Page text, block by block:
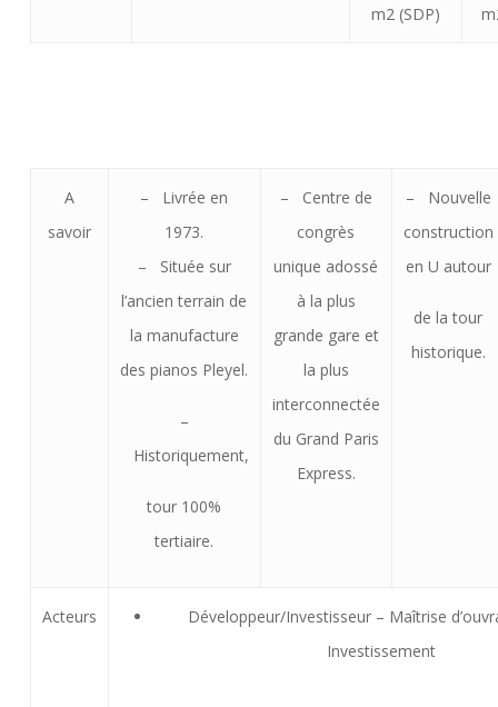
m2 (SDP)
A
savoir
– Livrée en
1973.
– Située sur
l’ancien terrain de
la manufacture
des pianos Pleyel.
–
Historiquement,
tour 100%
tertiaire.
– Centre de
congrès
unique adossé
à la plus
grande gare et
la plus
interconnectée
du Grand Paris
Express.
– Nouvelle
construction
en U autour
de la tour
historique.
Acteurs
Développeur/Investisseur – Maîtrise
Investissement